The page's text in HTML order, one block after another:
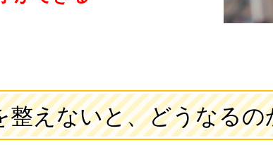
整えないと、どうなるの